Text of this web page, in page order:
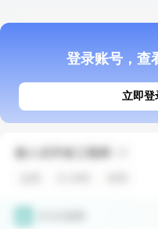
登录账号，查
立即登